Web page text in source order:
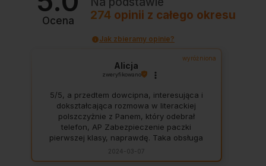
Ocena
274 opinii z całego okresu
Jak zbieramy opinie?
wyróżniona
Alicja
zweryfikowano
5/5, a przedtem dowcipna, interesująca i
dokształcająca rozmowa w literackiej
polszczyżnie z Panem, który odebrał
telefon, AP Zabezpieczenie paczki
pierwszej klasy, naprawdę. Taka obsługa
to skarb, dają z siebie 100 procent, aby
zadowolić klienta. Świetnie, na czas. Nigdy
2024-03-07